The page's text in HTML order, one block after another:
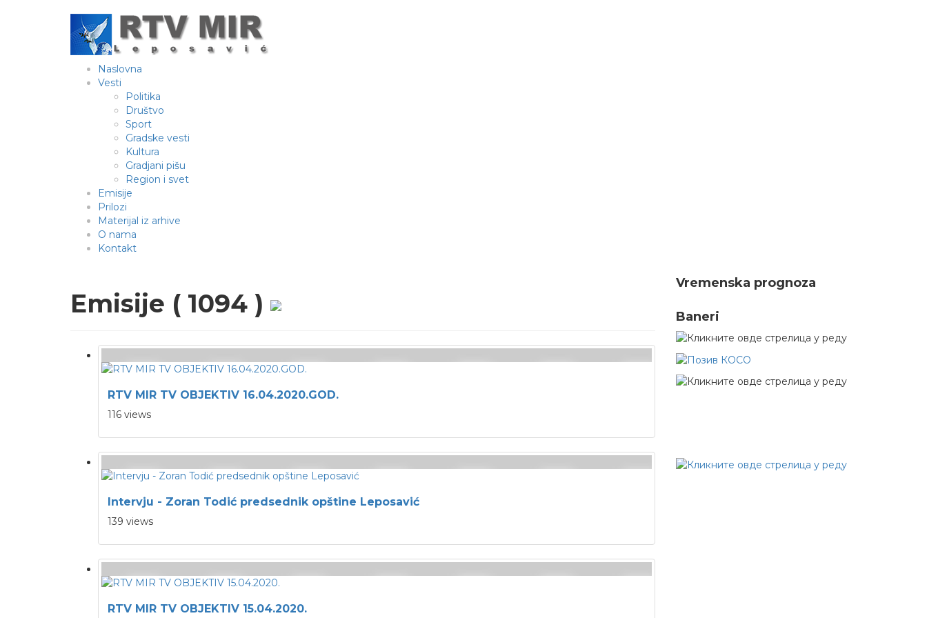
Naslovna
Vesti
Politika
Društvo
Sport
Gradske vesti
Kultura
Gradjani pišu
Region i svet
Emisije
Prilozi
Materijal iz arhive
O nama
Kontakt
Emisije ( 1094 )
RTV MIR TV OBJEKTIV 16.04.2020.GOD.
116 views
Intervju - Zoran Todić predsednik opštine Leposavić
139 views
RTV MIR TV OBJEKTIV 15.04.2020.
Vremenska prognoza
Baneri